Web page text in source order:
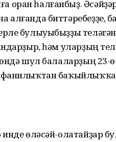
һалғанбыҙ.
алғанда биттәребеҙҙе,
булыуыбыҙҙы
һәм уларҙың
шул балаларҙың 23-
баҡыйлыҡҡа
өләсәй-олатайҙар